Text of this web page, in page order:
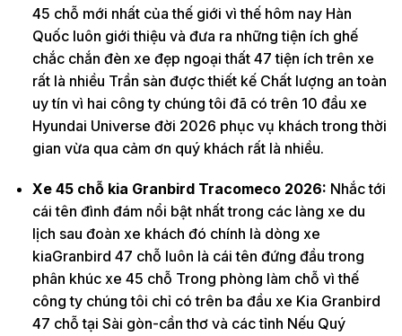
45 chỗ mới nhất của thế giới vì thế hôm nay Hàn
Quốc luôn giới thiệu và đưa ra những tiện ích ghế
chắc chắn đèn xe đẹp ngoại thất 47 tiện ích trên xe
rất là nhiều Trần sàn được thiết kế Chất lượng an toàn
uy tín vì hai công ty chúng tôi đã có trên 10 đầu xe
Hyundai Universe đời 2026 phục vụ khách trong thời
gian vừa qua cảm ơn quý khách rất là nhiều.
Xe 45 chỗ kia Granbird Tracomeco 2026: Nhắc tới
cái tên đình đám nổi bật nhất trong các làng xe du
lịch sau đoàn xe khách đó chính là dòng xe
kiaGranbird 47 chỗ luôn là cái tên đứng đầu trong
phân khúc xe 45 chỗ Trong phòng làm chỗ vì thế
công ty chúng tôi chỉ có trên ba đầu xe Kia Granbird
47 chỗ tại Sài gòn-cần thơ và các tỉnh Nếu Quý